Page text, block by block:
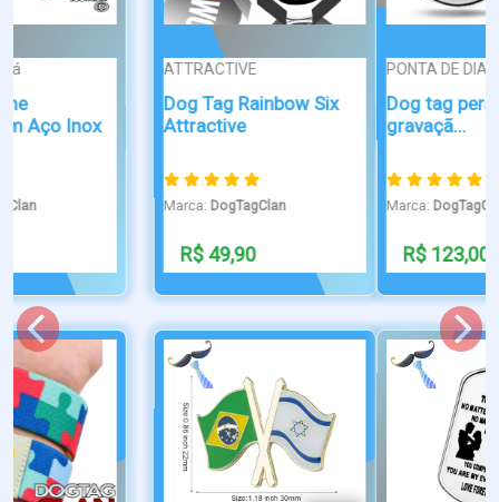
Dog tag personalizada
gravaçã...
Marca:
Caixa para Dog Tag
Marca: DogTagClan